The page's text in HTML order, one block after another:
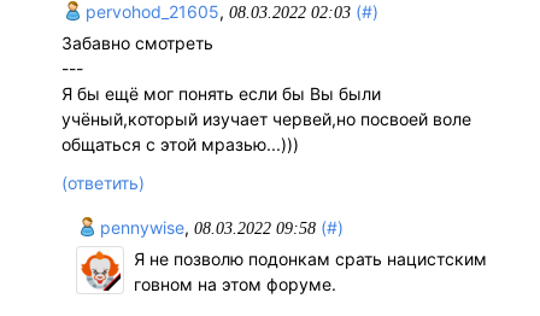
pervohod_21605,08.03.2022 02:03 (#)
Забавно смотреть
---
Я бы ещё мог понять если бы Вы были
учёный,который изучает червей,но посвоей воле
общаться с этой мразью...)))
(ответить)
pennywise, 08.03.2022 09:58 (#)
Я не позволю подонкам срать нацистским
говном на этом форуме.